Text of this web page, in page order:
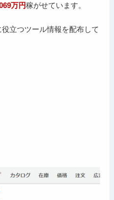
万円稼がせています。
立つツール情報を配布して